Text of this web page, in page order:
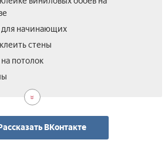
для начинающих
стены
потолок
ВКонтакте